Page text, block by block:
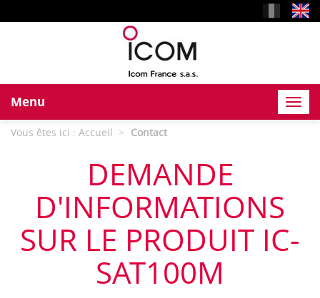
Menu
Vous êtes ici : Accueil Contact
DEMANDE
D'INFORMATIONS
SUR LE PRODUIT IC-
SAT100M